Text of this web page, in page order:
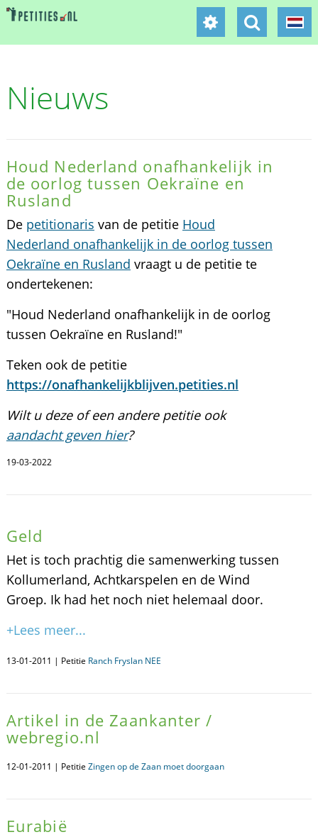
Nieuws
Houd Nederland onafhankelijk in
de oorlog tussen Oekraïne en
Rusland
De petitionaris van de petitie Houd
Nederland onafhankelijk in de oorlog tussen
Oekraïne en Rusland vraagt u de petitie te
ondertekenen:
"Houd Nederland onafhankelijk in de oorlog
tussen Oekraïne en Rusland!"
Teken ook de petitie
https://onafhankelijkblijven.petities.nl
Wilt u deze of een andere petitie ook
aandacht geven hier?
19-03-2022
Geld
Het is toch prachtig die samenwerking tussen
Kollumerland, Achtkarspelen en de Wind
Groep. Ik had het noch niet helemaal door.
+Lees meer...
13-01-2011 | Petitie Ranch Fryslan NEE
Artikel in de Zaankanter /
webregio.nl
12-01-2011 | Petitie Zingen op de Zaan moet doorgaan
Eurabië